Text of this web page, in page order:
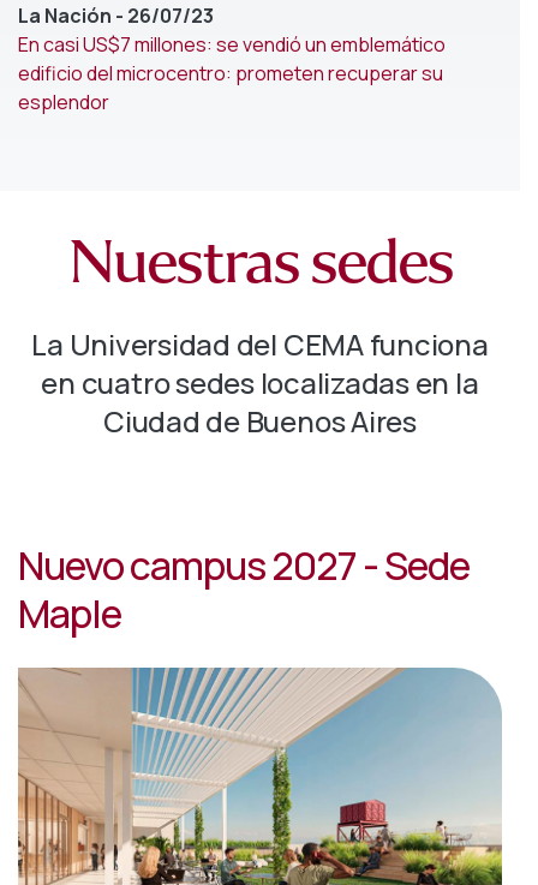
La Nación - 26/07/23
En casi US$7 millones: se vendió un emblemático
edificio del microcentro: prometen recuperar su
esplendor
Nuestras sedes
La Universidad del CEMA funciona
en cuatro sedes localizadas en la
Ciudad de Buenos Aires
Nuevo campus 2027 - Sede
Maple